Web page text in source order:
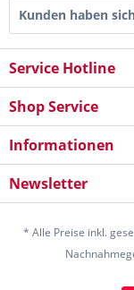
Kunden haben
Service Hotline
Shop Service
Informationen
Newsletter
* Alle Preise inkl.